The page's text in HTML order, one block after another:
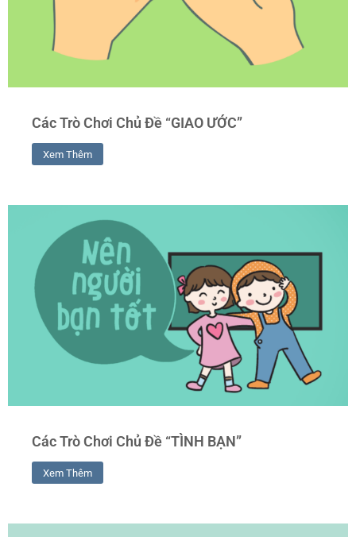
Các Trò Chơi Chủ Đề “GIAO ƯỚC”
Xem Thêm
Các Trò Chơi Chủ Đề “TÌNH BẠN”
Xem Thêm